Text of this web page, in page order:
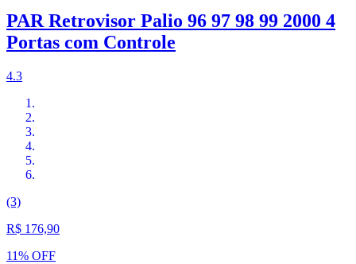
PAR Retrovisor Palio 96 97 98 99 2000 4
Portas com Controle
4.3
(3)
R$ 176,90
11% OFF